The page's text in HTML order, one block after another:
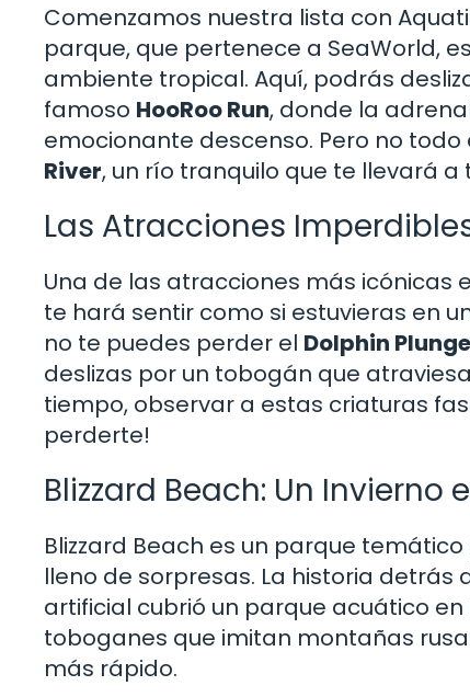
Comenzamos nuestra lista con
parque, que pertenece a SeaWorld,
ambiente tropical. Aquí, podrás
famoso HooRoo Run, donde la
emocionante descenso. Pero no
River, un río tranquilo que te llevará
Las Atracciones
Una de las atracciones más icónicas
te hará sentir como si estuvieras en
no te puedes perder el Dolphin Plunge
deslizas por un tobogán que
tiempo, observar a estas criaturas
perderte!
Blizzard Beach: Un Invierno
Blizzard Beach es un parque
lleno de sorpresas. La historia
artificial cubrió un parque acuático en
toboganes que imitan montañas
más rápido.